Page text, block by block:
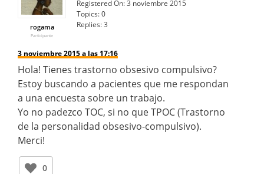
rogama
Participante
Registered On:3 noviembre 2015
Topics:0
Replies:3
3 noviembre 2015 a las 17:16
Hola! Tienes trastorno obsesivo compulsivo?
Estoy buscando a pacientes que me respondan
a una encuesta sobre un trabajo.
Yo no padezco TOC, si no que TPOC (Trastorno
de la personalidad obsesivo-compulsivo).
Merci!
0